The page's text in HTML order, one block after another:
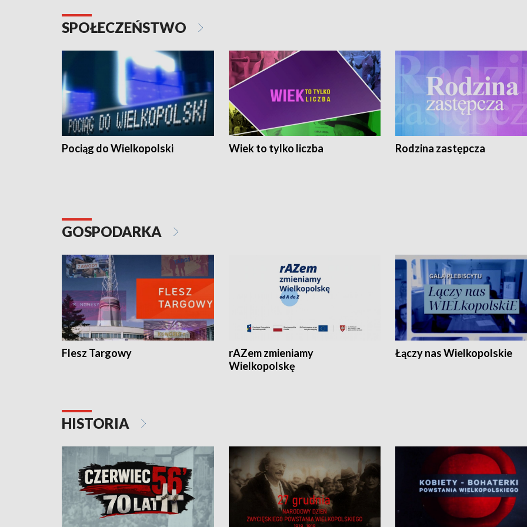
SPOŁECZEŃSTWO
Pociąg do Wielkopolski Wiek to tylko liczba Rodzina zastępcza
GOSPODARKA
Flesz Targowy
rAZem zmieniamy
Wielkopolskę
Łączy nas Wielkopolskie
HISTORIA